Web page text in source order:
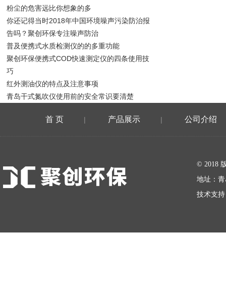
粉尘的危害远比你想象的多
你还记得当时2018年中国环境噪声污染防治报
告吗？聚创环保专注噪声防治
普及便携式水质检测仪的的多重功能
聚创环保便携式COD快速测定仪的四条使用技
巧
红外测油仪的特点及注意事项
青岛干式氮吹仪使用前的安全常识要清楚
首 页 | 产品展示 | 公司介绍
© 2018
地址：
技术支